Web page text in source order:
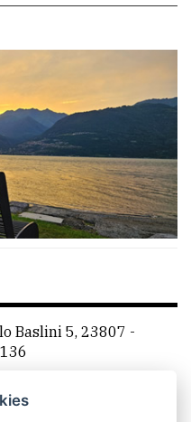
Baslini 5, 23807 -